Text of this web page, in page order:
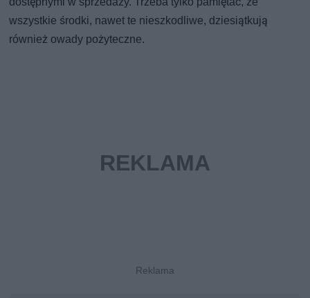
wszystkie środki, nawet te nieszkodliwe, dziesiątkują
również owady pożyteczne.